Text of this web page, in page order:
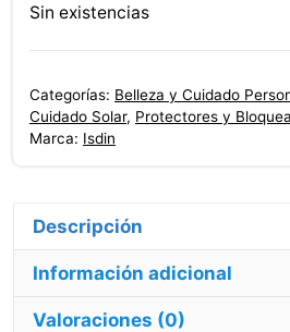
Sin existencias
Categorías: Belleza y Cuidado
Cuidado Solar, Protectores y
Marca: Isdin
Descripción
Información adicional
Valoraciones (0)